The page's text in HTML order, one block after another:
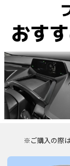
※ご購入の際